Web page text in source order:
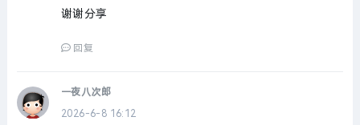
谢谢分享
回复
一夜八次郎
2026-6-8 16:12